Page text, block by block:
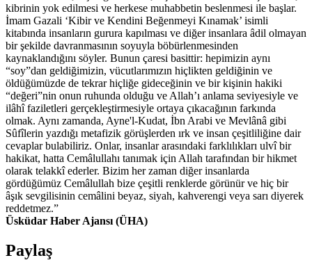
kibrinin yok edilmesi ve herkese muhabbetin beslenmesi ile başlar.
İmam Gazali ‘Kibir ve Kendini Beğenmeyi Kınamak’ isimli
kitabında insanların gurura kapılması ve diğer insanlara âdil olmayan
bir şekilde davranmasının soyuyla böbürlenmesinden
kaynaklandığını söyler. Bunun çaresi basittir: hepimizin aynı
“soy”dan geldiğimizin, vücutlarımızın hiçlikten geldiğinin ve
öldüğümüzde de tekrar hiçliğe gideceğinin ve bir kişinin hakiki
“değeri”nin onun ruhunda olduğu ve Allah’ı anlama seviyesiyle ve
ilâhî faziletleri gerçekleştirmesiyle ortaya çıkacağının farkında
olmak. Aynı zamanda, Ayne'l-Kudat, İbn Arabi ve Mevlânâ gibi
Sûfîlerin yazdığı metafizik görüşlerden ırk ve insan çeşitliliğine dair
cevaplar bulabiliriz. Onlar, insanlar arasındaki farklılıkları ulvî bir
hakikat, hatta Cemâlullahı tanımak için Allah tarafından bir hikmet
olarak telakkî ederler. Bizim her zaman diğer insanlarda
gördüğümüz Cemâlullah bize çeşitli renklerde görünür ve hiç bir
âşık sevgilisinin cemâlini beyaz, siyah, kahverengi veya sarı diyerek
reddetmez.”
Üsküdar Haber Ajansı (ÜHA)
Paylaş